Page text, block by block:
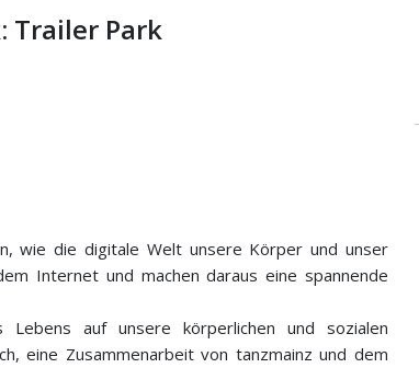
Trailer Park
wie die digitale Welt unsere Körper und unser
Internet und machen daraus eine spannende
auf unsere körperlichen und sozialen
eine Zusammenarbeit von tanzmainz und dem